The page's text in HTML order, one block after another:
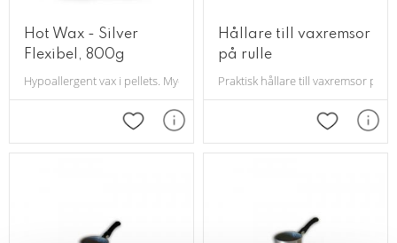
Hot Wax - Silver
Flexibel, 800g
Hypoallergent vax i pellets. Mycket effektivt och skonsamt vax.
Lägg till i favoriter
Hållare till vaxremsor
på rulle
Praktisk hållare till vaxremsor på
Lägg till i